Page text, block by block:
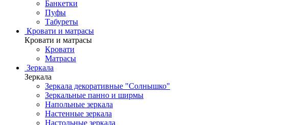
Банкетки
Пуфы
Табуреты
Кровати и матрасы
Кровати и матрасы
Кровати
Матрасы
Зеркала
Зеркала
Зеркала декоративные "Солнышко"
Зеркальные панно и ширмы
Напольные зеркала
Настенные зеркала
Настольные зеркала